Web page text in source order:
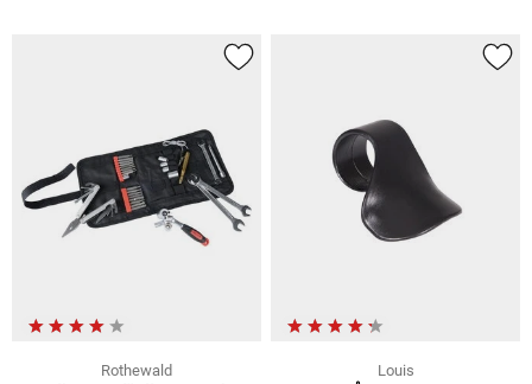
Rothewald
Louis